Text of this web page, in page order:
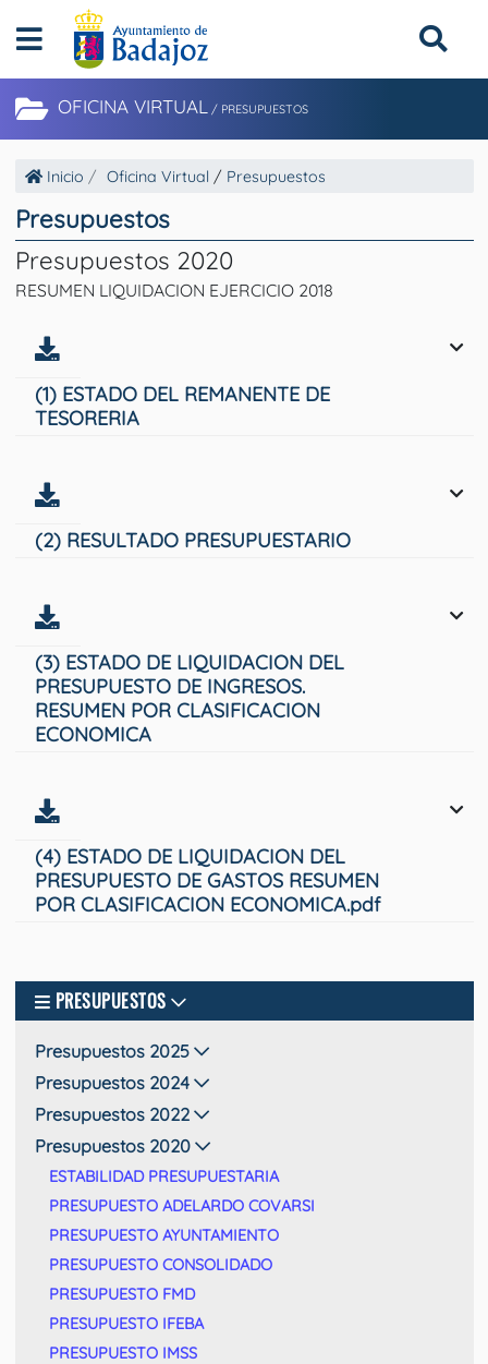
OFICINA VIRTUAL / PRESUPUESTOS
Inicio Oficina Virtual / Presupuestos
Presupuestos
Presupuestos 2020
RESUMEN LIQUIDACION EJERCICIO 2018
(1) ESTADO DEL REMANENTE DE
TESORERIA
(2) RESULTADO PRESUPUESTARIO
(3) ESTADO DE LIQUIDACION DEL
PRESUPUESTO DE INGRESOS.
RESUMEN POR CLASIFICACION
ECONOMICA
(4) ESTADO DE LIQUIDACION DEL
PRESUPUESTO DE GASTOS RESUMEN
POR CLASIFICACION ECONOMICA.pdf
PRESUPUESTOS
Presupuestos 2025
Presupuestos 2024
Presupuestos 2022
Presupuestos 2020
ESTABILIDAD PRESUPUESTARIA
PRESUPUESTO ADELARDO COVARSI
PRESUPUESTO AYUNTAMIENTO
PRESUPUESTO CONSOLIDADO
PRESUPUESTO FMD
PRESUPUESTO IFEBA
PRESUPUESTO IMSS